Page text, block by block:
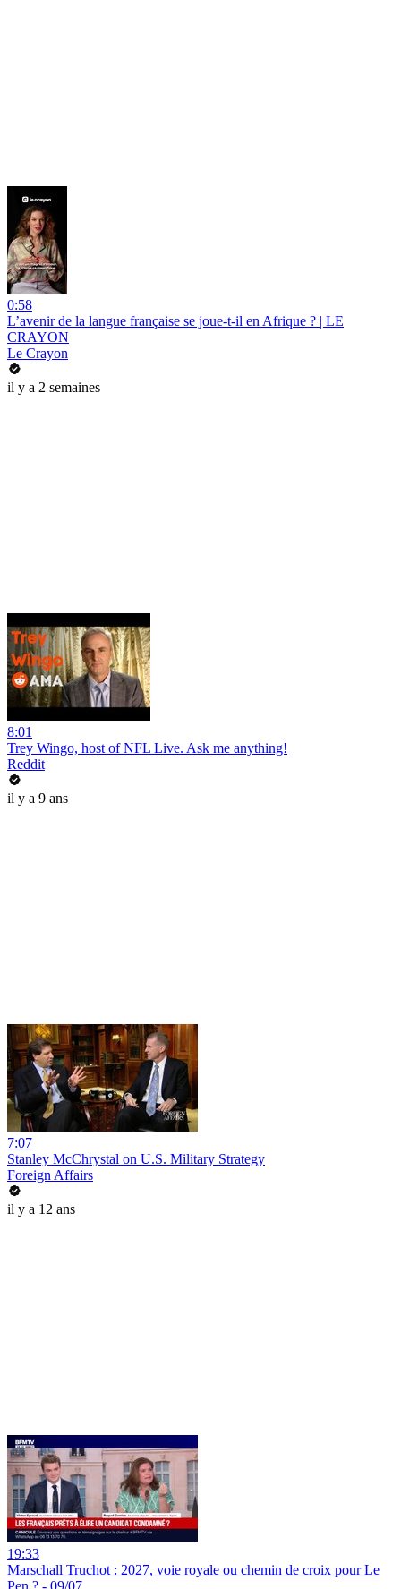
0:58
L’avenir de la langue française se joue-t-il en Afrique ? | LE
CRAYON
Le Crayon
il y a 2 semaines
8:01
Trey Wingo, host of NFL Live. Ask me anything!
Reddit
il y a 9 ans
7:07
Stanley McChrystal on U.S. Military Strategy
Foreign Affairs
il y a 12 ans
19:33
Marschall Truchot : 2027, voie royale ou chemin de croix pour Le